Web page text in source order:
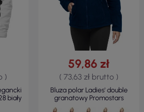
)
biały
59,86 zł
( 73,63 zł brutto )
Bluza polar Ladies' double
granatowy Promostars